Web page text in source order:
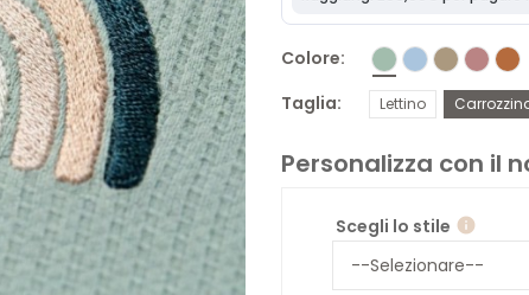
Colore
Taglia
Lettino
Personalizza con il
Scegli lo stile info